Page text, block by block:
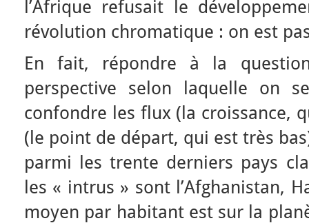
l’Afrique refusait le
révolution chromatique : on est
En fait, répondre à la
perspective selon laquelle on
confondre les flux (la croissance,
(le point de départ, qui est très
parmi les trente derniers pays
les « intrus » sont l’Afghanistan,
moyen par habitant est sur la